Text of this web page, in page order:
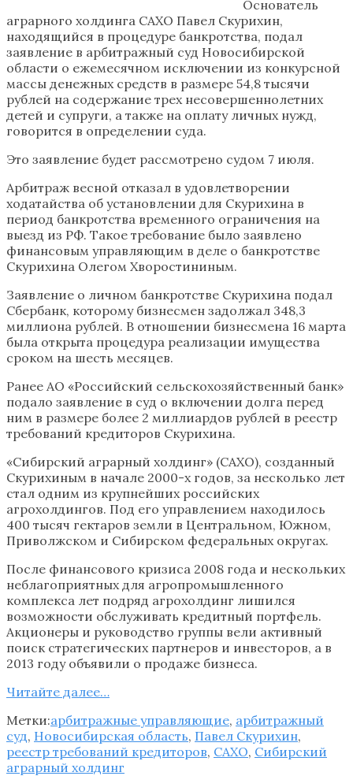
Основатель
аграрного холдинга САХО Павел Скурихин,
находящийся в процедуре банкротства, подал
заявление в арбитражный суд Новосибирской
области о ежемесячном исключении из конкурсной
массы денежных средств в размере 54,8 тысячи
рублей на содержание трех несовершеннолетних
детей и супруги, а также на оплату личных нужд,
говорится в определении суда.
Это заявление будет рассмотрено судом 7 июля.
Арбитраж весной отказал в удовлетворении
ходатайства об установлении для Скурихина в
период банкротства временного ограничения на
выезд из РФ. Такое требование было заявлено
финансовым управляющим в деле о банкротстве
Скурихина Олегом Хворостининым.
Заявление о личном банкротстве Скурихина подал
Сбербанк, которому бизнесмен задолжал 348,3
миллиона рублей. В отношении бизнесмена 16 марта
была открыта процедура реализации имущества
сроком на шесть месяцев.
Ранее АО «Российский сельскохозяйственный банк»
подало заявление в суд о включении долга перед
ним в размере более 2 миллиардов рублей в реестр
требований кредиторов Скурихина.
«Сибирский аграрный холдинг» (САХО), созданный
Скурихиным в начале 2000-х годов, за несколько лет
стал одним из крупнейших российских
агрохолдингов. Под его управлением находилось
400 тысяч гектаров земли в Центральном, Южном,
Приволжском и Сибирском федеральных округах.
После финансового кризиса 2008 года и нескольких
неблагоприятных для агропромышленного
комплекса лет подряд агрохолдинг лишился
возможности обслуживать кредитный портфель.
Акционеры и руководство группы вели активный
поиск стратегических партнеров и инвесторов, а в
2013 году объявили о продаже бизнеса.
Читайте далее…
Метки:арбитражные управляющие, арбитражный
суд, Новосибирская область, Павел Скурихин,
реестр требований кредиторов, САХО, Сибирский
аграрный холдинг